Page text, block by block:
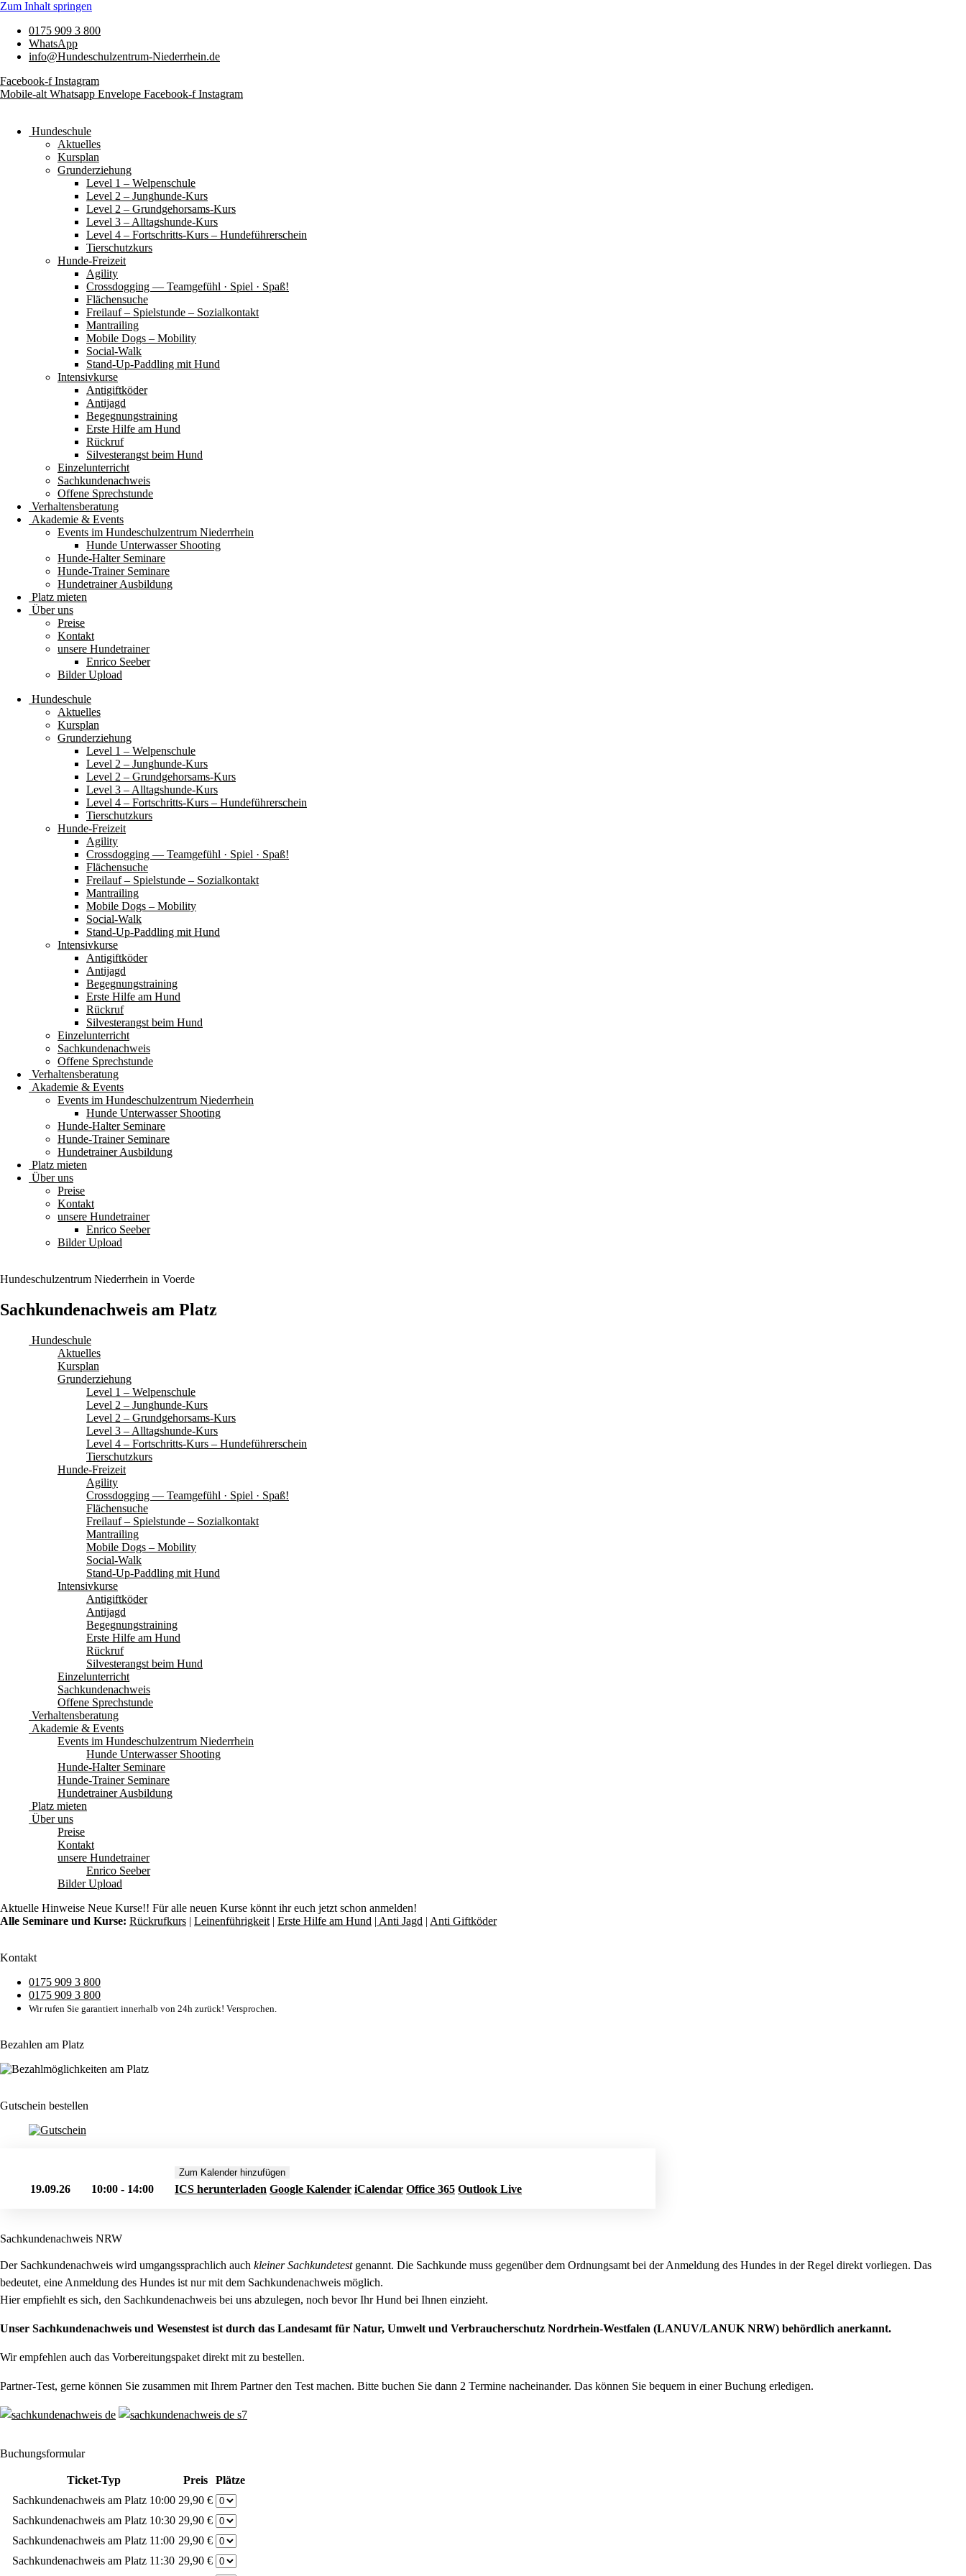
Zum Inhalt springen
0175 909 3 800
WhatsApp
info@Hundeschulzentrum-Niederrhein.de
Facebook-f Instagram
Mobile-alt Whatsapp Envelope Facebook-f Instagram
Hundeschule
Aktuelles
Kursplan
Grunderziehung
Level 1 – Welpenschule
Level 2 – Junghunde-Kurs
Level 2 – Grundgehorsams-Kurs
Level 3 – Alltagshunde-Kurs
Level 4 – Fortschritts-Kurs – Hundeführerschein
Tierschutzkurs
Hunde-Freizeit
Agility
Crossdogging — Teamgefühl · Spiel · Spaß!
Flächensuche
Freilauf – Spielstunde – Sozialkontakt
Mantrailing
Mobile Dogs – Mobility
Social-Walk
Stand-Up-Paddling mit Hund
Intensivkurse
Antigiftköder
Antijagd
Begegnungstraining
Erste Hilfe am Hund
Rückruf
Silvesterangst beim Hund
Einzelunterricht
Sachkundenachweis
Offene Sprechstunde
Verhaltensberatung
Akademie & Events
Events im Hundeschulzentrum Niederrhein
Hunde Unterwasser Shooting
Hunde-Halter Seminare
Hunde-Trainer Seminare
Hundetrainer Ausbildung
Platz mieten
Über uns
Preise
Kontakt
unsere Hundetrainer
Enrico Seeber
Bilder Upload
Hundeschule
Aktuelles
Kursplan
Grunderziehung
Level 1 – Welpenschule
Level 2 – Junghunde-Kurs
Level 2 – Grundgehorsams-Kurs
Level 3 – Alltagshunde-Kurs
Level 4 – Fortschritts-Kurs – Hundeführerschein
Tierschutzkurs
Hunde-Freizeit
Agility
Crossdogging — Teamgefühl · Spiel · Spaß!
Flächensuche
Freilauf – Spielstunde – Sozialkontakt
Mantrailing
Mobile Dogs – Mobility
Social-Walk
Stand-Up-Paddling mit Hund
Intensivkurse
Antigiftköder
Antijagd
Begegnungstraining
Erste Hilfe am Hund
Rückruf
Silvesterangst beim Hund
Einzelunterricht
Sachkundenachweis
Offene Sprechstunde
Verhaltensberatung
Akademie & Events
Events im Hundeschulzentrum Niederrhein
Hunde Unterwasser Shooting
Hunde-Halter Seminare
Hunde-Trainer Seminare
Hundetrainer Ausbildung
Platz mieten
Über uns
Preise
Kontakt
unsere Hundetrainer
Enrico Seeber
Bilder Upload
Hundeschulzentrum Niederrhein in Voerde
Sachkundenachweis am Platz
Hundeschule
Aktuelles
Kursplan
Grunderziehung
Level 1 – Welpenschule
Level 2 – Junghunde-Kurs
Level 2 – Grundgehorsams-Kurs
Level 3 – Alltagshunde-Kurs
Level 4 – Fortschritts-Kurs – Hundeführerschein
Tierschutzkurs
Hunde-Freizeit
Agility
Crossdogging — Teamgefühl · Spiel · Spaß!
Flächensuche
Freilauf – Spielstunde – Sozialkontakt
Mantrailing
Mobile Dogs – Mobility
Social-Walk
Stand-Up-Paddling mit Hund
Intensivkurse
Antigiftköder
Antijagd
Begegnungstraining
Erste Hilfe am Hund
Rückruf
Silvesterangst beim Hund
Einzelunterricht
Sachkundenachweis
Offene Sprechstunde
Verhaltensberatung
Akademie & Events
Events im Hundeschulzentrum Niederrhein
Hunde Unterwasser Shooting
Hunde-Halter Seminare
Hunde-Trainer Seminare
Hundetrainer Ausbildung
Platz mieten
Über uns
Preise
Kontakt
unsere Hundetrainer
Enrico Seeber
Bilder Upload
Aktuelle Hinweise Neue Kurse!! Für alle neuen Kurse könnt ihr euch jetzt schon anmelden!
Alle Seminare und Kurse: Rückrufkurs | Leinenführigkeit | Erste Hilfe am Hund | Anti Jagd | Anti Giftköder
Kontakt
0175 909 3 800
0175 909 3 800
Wir rufen Sie garantiert innerhalb von 24h zurück! Versprochen.
Bezahlen am Platz
Gutschein bestellen
19.09.26 10:00 - 14:00
Zum Kalender hinzufügen
ICS herunterladen Google Kalender iCalendar Office 365 Outlook Live
Sachkundenachweis NRW
Der Sachkundenachweis wird umgangssprachlich auch kleiner Sachkundetestgenannt. Die Sachkunde muss gegenüber dem Ordnungsamt bei der Anmeldung des Hundes in der Regel direkt vorliegen. Das
bedeutet, eine Anmeldung des Hundes ist nur mit dem Sachkundenachweis möglich.
Hier empfiehlt es sich, den Sachkundenachweis bei uns abzulegen, noch bevor Ihr Hund bei Ihnen einzieht.
Unser Sachkundenachweis und Wesenstest ist durch das Landesamt für Natur, Umwelt und Verbraucherschutz Nordrhein-Westfalen (LANUV/LANUK NRW) behördlich anerkannt.
Wir empfehlen auch das Vorbereitungspaket direkt mit zu bestellen.
Partner-Test, gerne können Sie zusammen mit Ihrem Partner den Test machen. Bitte buchen Sie dann 2 Termine nacheinander. Das können Sie bequem in einer Buchung erledigen.
Buchungsformular
Ticket-Typ Preis
Plätze
Sachkundenachweis am Platz 10:00 29,90 €
Sachkundenachweis am Platz 10:30 29,90 €
Sachkundenachweis am Platz 11:00 29,90 €
Sachkundenachweis am Platz 11:30 29,90 €